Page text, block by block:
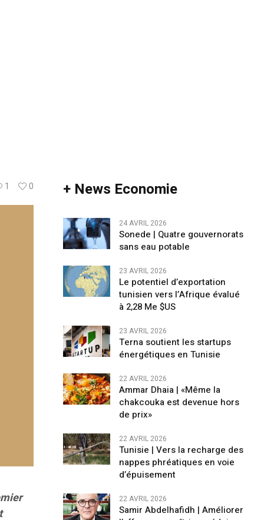
1 0 + News Economie
24 AVRIL 2026
Sonede | Quatre gouvernorats
sans eau potable
23 AVRIL 2026
Le potentiel d’exportation
tunisien vers l’Afrique évalué
à 2,28 Me $US
23 AVRIL 2026
Terna soutient les startups
énergétiques en Tunisie
22 AVRIL 2026
Ammar Dhaia | «Même la
chakcouka est devenue hors
de prix»
22 AVRIL 2026
Tunisie | Vers la recharge des
nappes phréatiques en voie
d’épuisement
22 AVRIL 2026
Samir Abdelhafidh | Améliorer